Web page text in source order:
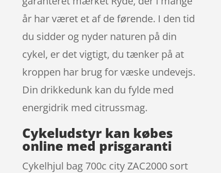
år har været et af de førende. I den tid
du sidder og nyder naturen på din
cykel, er det vigtigt, du tænker på at
kroppen har brug for væske undevejs.
Din drikkedunk kan du fylde med
energidrik med citrussmag.
Cykeludstyr kan købes
online med prisgaranti
Cykelhjul bag 700c city ZAC2000 sort